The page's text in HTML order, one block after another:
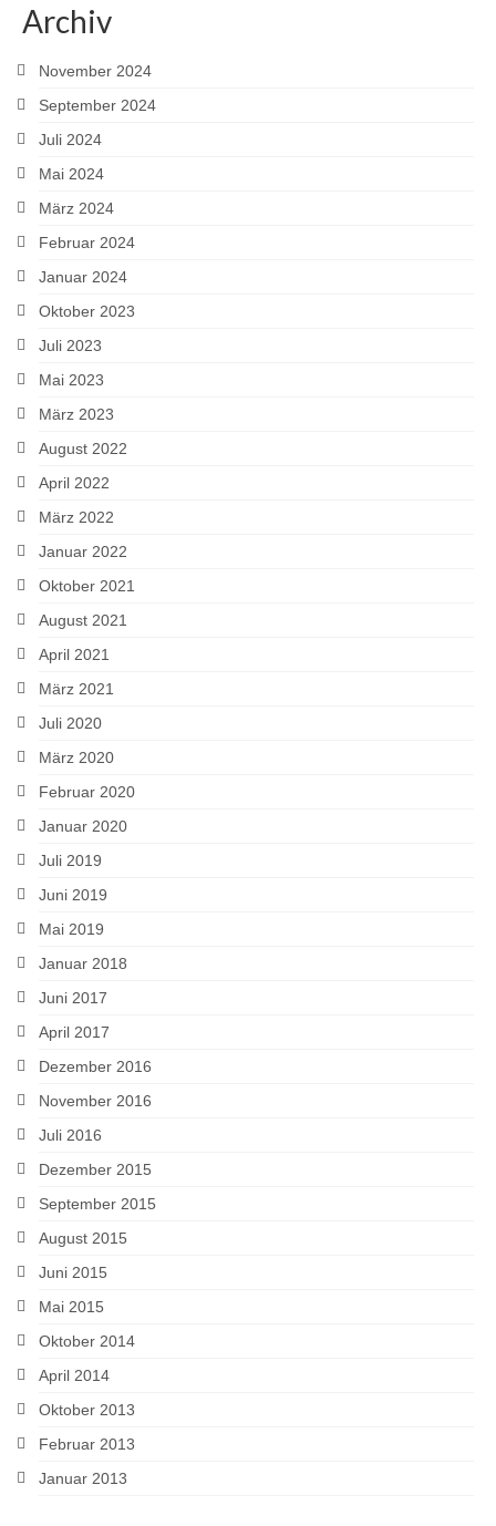
Archiv
November 2024
September 2024
Juli 2024
Mai 2024
März 2024
Februar 2024
Januar 2024
Oktober 2023
Juli 2023
Mai 2023
März 2023
August 2022
April 2022
März 2022
Januar 2022
Oktober 2021
August 2021
April 2021
März 2021
Juli 2020
März 2020
Februar 2020
Januar 2020
Juli 2019
Juni 2019
Mai 2019
Januar 2018
Juni 2017
April 2017
Dezember 2016
November 2016
Juli 2016
Dezember 2015
September 2015
August 2015
Juni 2015
Mai 2015
Oktober 2014
April 2014
Oktober 2013
Februar 2013
Januar 2013